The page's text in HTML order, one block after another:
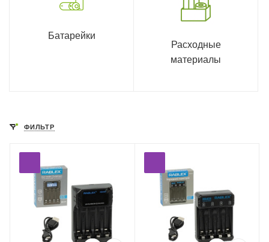
Батарейки
Расходные
материалы
ФИЛЬТР